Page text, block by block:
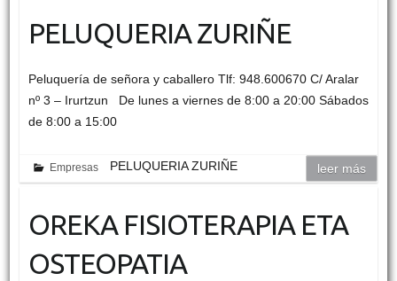
PELUQUERIA ZURIÑE
Peluquería de señora y caballero Tlf: 948.600670 C/ Aralar
nº 3 – Irurtzun De lunes a viernes de 8:00 a 20:00 Sábados
de 8:00 a 15:00
Empresas PELUQUERIA ZURIÑE leer más
OREKA FISIOTERAPIA ETA
OSTEOPATIA